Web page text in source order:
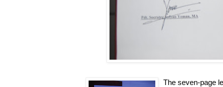
The seven-page